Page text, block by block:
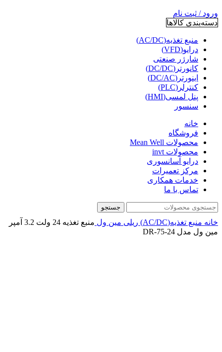
ورود / ثبت نام
دسته‌بندی کالاها
منبع تغذیه(AC/DC)
درایو(VFD)
شارژر صنعتی
کانورتر(DC/DC)
اینورتر(DC/AC)
کنترلر(PLC)
پنل لمسی(HMI)
سنسور
خانه
فروشگاه
محصولات Mean Well
محصولات invt
درایو آسانسوری
مرکز تعمیرات
خدمات همکاری
تماس با ما
جستجو
خانه منبع تغذیه(AC/DC) ریلی مین ول
منبع تغذیه 24 ولت 3.2 آمپر
مین ول مدل DR-75-24